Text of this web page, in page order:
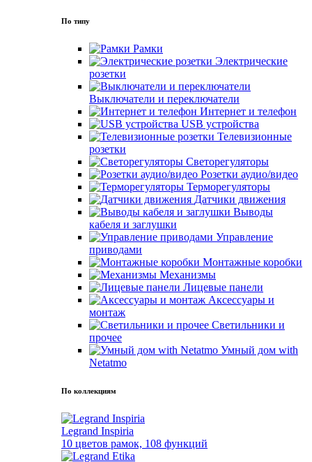
По типу
Рамки
Электрические
розетки
Выключатели и переключатели
Интернет и телефон
USB устройства
Телевизионные
розетки
Светорегуляторы
Розетки аудио/видео
Терморегуляторы
Датчики движения
Выводы
кабеля и заглушки
Управление
приводами
Монтажные коробки
Механизмы
Лицевые панели
Аксессуары и
монтаж
Светильники и
прочее
Умный дом with
Netatmo
По коллекциям
Legrand Inspiria
10 цветов рамок, 108 функций